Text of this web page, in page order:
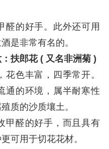
醛的好手。此外还可用
是非常有名的。
扶郎花 ( 又名非洲菊 )
色丰富，四季常开。
通的环境，属半耐寒性
质的沙质壤土。
甲醛的好手，而且具有
可用于切花花材。